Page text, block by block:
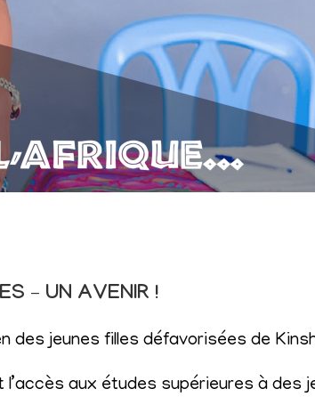
– UN AVENIR !
des jeunes filles défavorisées de
aux études supérieures à des